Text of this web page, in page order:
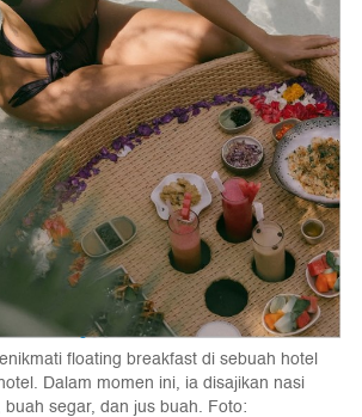
floating breakfast di sebuah hotel
Dalam momen ini, ia disajikan nasi
segar, dan jus buah. Foto: